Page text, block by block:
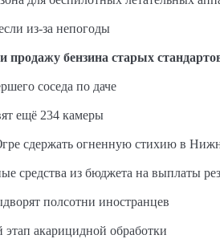
из-за непогоды
бензина старых
соседа по даче
ещё 234 камеры
сдержать огненную стихию в
средства из бюджета на выплаты
полсотни иностранцев
этап акарицидной обработки